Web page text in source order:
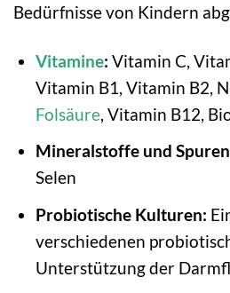
Bedürfnisse von Kindern
Vitamine: Vitamin C,
Vitamin B1, Vitamin B2,
Folsäure, Vitamin B12,
Mineralstoffe und
Selen
Probiotische Kulturen:
verschiedenen
Unterstützung der